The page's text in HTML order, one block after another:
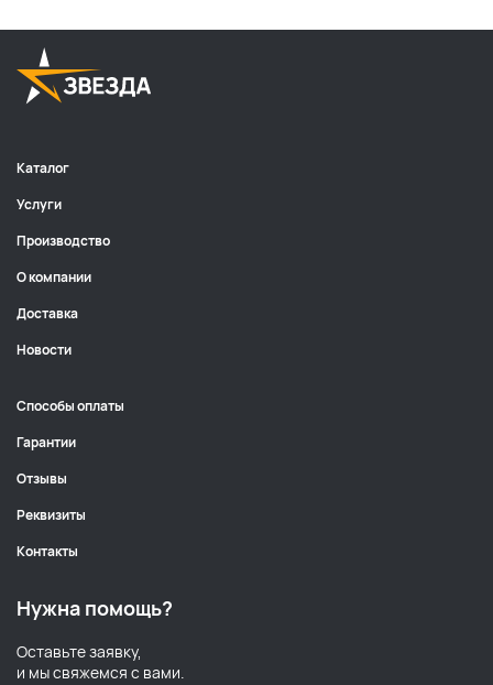
Нужна помощь?
Оставьте заявку,
и мы свяжемся с вами.
Каталог
Услуги
Производство
О компании
Доставка
Новости
Способы оплаты
Гарантии
Отзывы
Реквизиты
Контакты